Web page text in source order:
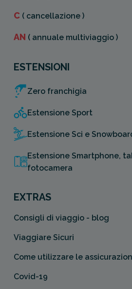
C ( cancellazione )
AN ( annuale multiviaggio )
ESTENSIONI
Zero franchigia
Estensione Sport
Estensione Sci e
Estensione Smartphone,
fotocamera
EXTRAS
Consigli di viaggio - blog
Viaggiare Sicuri
Come utilizzare le
Covid-19